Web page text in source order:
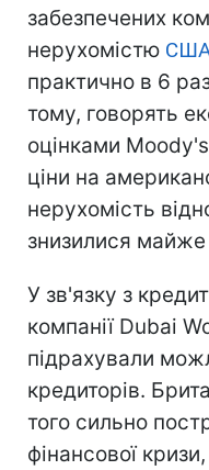
забезпечених
нерухомістю
практично в 6
тому, говорять
оцінками
ціни на
нерухомість
знизилися майже
У зв'язку з
компанії Dubai
підрахували
кредиторів.
того сильно
фінансової